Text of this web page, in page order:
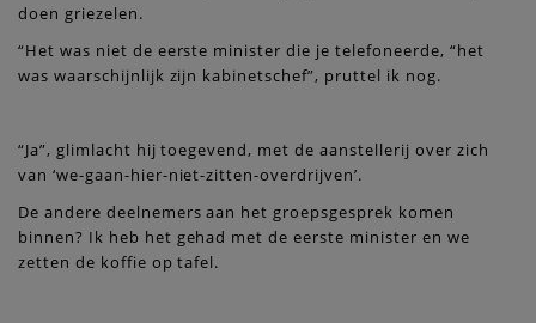
doen griezelen.
“Het was niet de eerste minister die je telefoneerde, “het
was waarschijnlijk zijn kabinetschef”, pruttel ik nog.
“Ja”, glimlacht hij toegevend, met de aanstellerij over zich
van ‘we-gaan-hier-niet-zitten-overdrijven’.
De andere deelnemers aan het groepsgesprek komen
binnen? Ik heb het gehad met de eerste minister en we
zetten de koffie op tafel.